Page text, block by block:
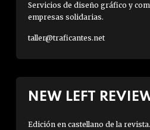
Servicios de diseño gráfico y
empresas solidarias.
taller@traficantes.net
NEW LEFT
Edición en castellano de la revista.